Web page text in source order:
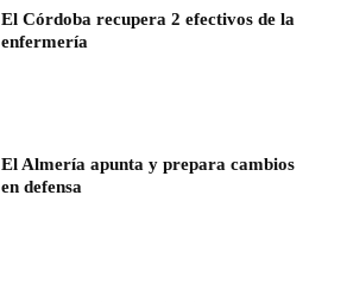
El Córdoba recupera 2 efectivos de la
enfermería
El Almería apunta y prepara cambios
en defensa